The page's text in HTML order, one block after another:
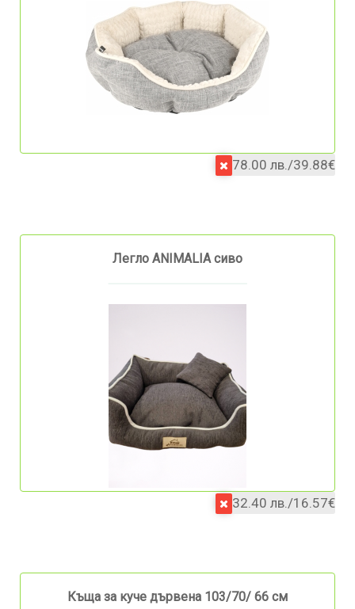
78.00 лв./39.88€
Легло ANIMALIA сиво
32.40 лв./16.57€
Къща за куче дървена 103/70/ 66 см